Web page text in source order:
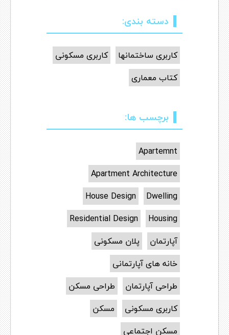
دسته بندی:
کاربری ساختمانها
کاربری مسکونی
کتاب معماری
برچسب ها:
Apartemnt
Apartment Architecture
Dwelling
House Design
Housing
Residential Design
آپارتمان
پلان مسکونی
خانه های آپارتمانی
طراحی آپارتمان
طراحی مسکن
کاربری مسکونی
مسکن
مسکن اجتماعی